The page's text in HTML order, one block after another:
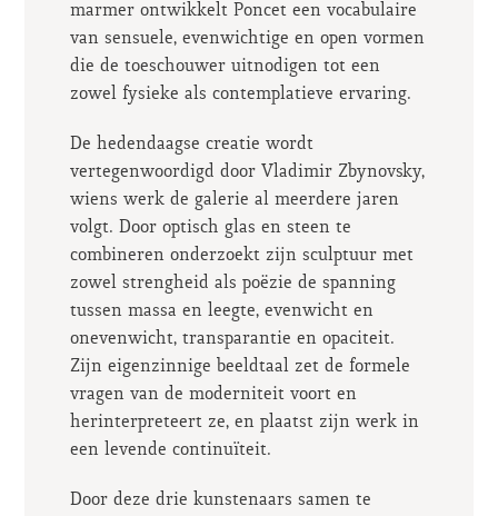
marmer ontwikkelt Poncet een vocabulaire
van sensuele, evenwichtige en open vormen
die de toeschouwer uitnodigen tot een
zowel fysieke als contemplatieve ervaring.
De hedendaagse creatie wordt
vertegenwoordigd door Vladimir Zbynovsky,
wiens werk de galerie al meerdere jaren
volgt. Door optisch glas en steen te
combineren onderzoekt zijn sculptuur met
zowel strengheid als poëzie de spanning
tussen massa en leegte, evenwicht en
onevenwicht, transparantie en opaciteit.
Zijn eigenzinnige beeldtaal zet de formele
vragen van de moderniteit voort en
herinterpreteert ze, en plaatst zijn werk in
een levende continuïteit.
Door deze drie kunstenaars samen te